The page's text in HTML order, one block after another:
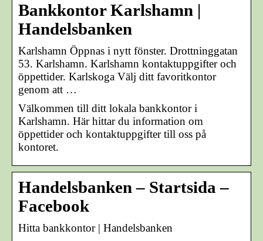
Bankkontor Karlshamn |
Handelsbanken
Karlshamn Öppnas i nytt fönster. Drottninggatan
53. Karlshamn. Karlshamn kontaktuppgifter och
öppettider. Karlskoga Välj ditt favoritkontor
genom att …
Välkommen till ditt lokala bankkontor i
Karlshamn. Här hittar du information om
öppettider och kontaktuppgifter till oss på
kontoret.
Handelsbanken – Startsida –
Facebook
Hitta bankkontor | Handelsbanken